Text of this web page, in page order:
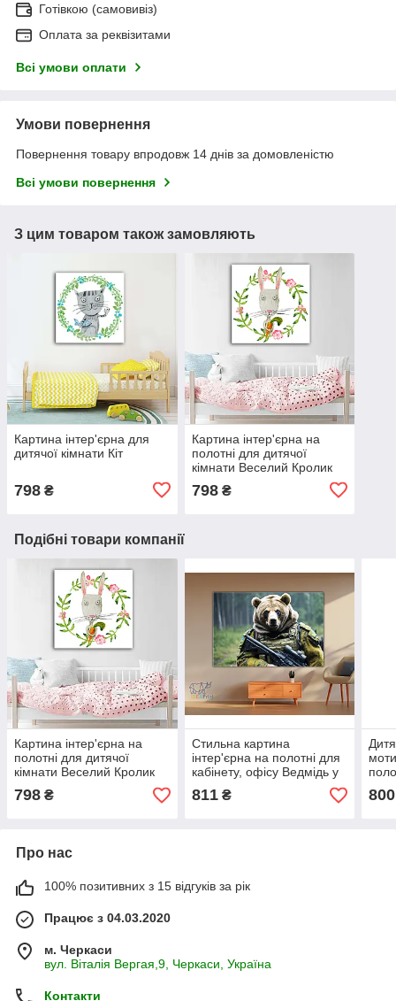
Готівкою (самовивіз)
Оплата за реквізитами
Всі умови оплати
Умови повернення
Повернення товару впродовж 14 днів за домовленістю
Всі умови повернення
З цим товаром також замовляють
Картина інтер'єрна для
дитячої кімнати Кіт
798 ₴
Картина інтер'єрна на
полотні для дитячої
кімнати Веселий Кролик
798₴
Подібні товари компанії
Картина інтер'єрна на
полотні для дитячої
кімнати Веселий Кролик
798 ₴
Стильна картина
інтер'єрна на полотні для
кабінету, офісу Ведмідь у
військовій формі ЗСУ.
Супер подарунок.
811₴ 800
Про нас
100% позитивних з 15 відгуків за рік
Працює з 04.03.2020
м. Черкаси
вул. Віталія Вергая,9, Черкаси, Україна
Контакти